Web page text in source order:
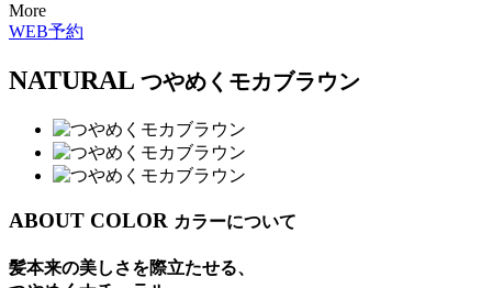
More
WEB予約
NATURAL つやめくモカブラウン
ABOUT COLOR カラーについて
髪本来の美しさを際立たせる、